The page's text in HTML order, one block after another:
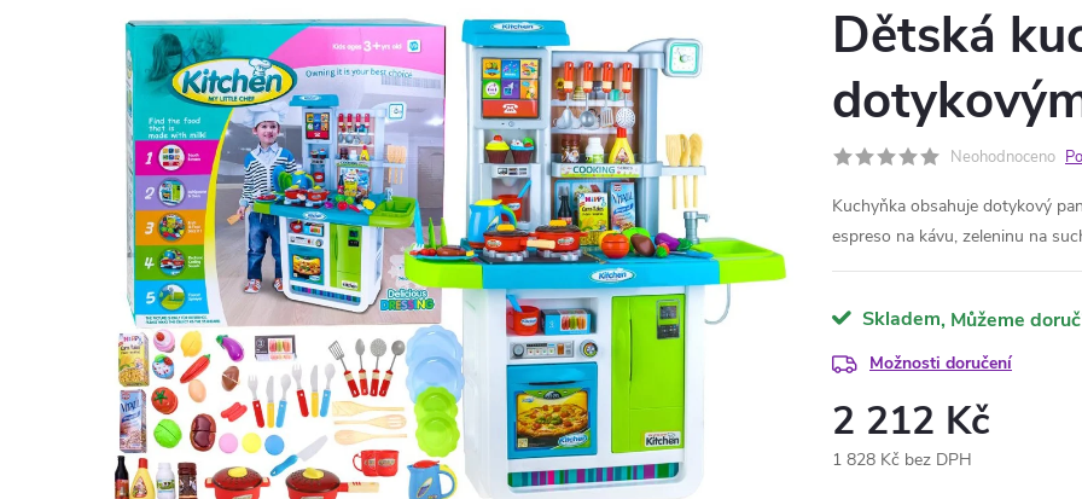
Dětská
Neohodnoceno
Kuchyňka obsahuje dotykový
espreso na kávu, zeleninu na
Skladem
Možnosti doručení
2 212 Kč
1 828 Kč bez DPH